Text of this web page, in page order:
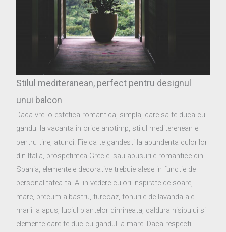
Stilul mediteranean, perfect pentru designul
unui balcon
Daca vrei o estetica romantica, simpla, care sa te duca cu
gandul la vacanta in orice anotimp, stilul mediterenean e
pentru tine, atunci! Fie ca te gandesti la abundenta culorilor
din Italia, prospetimea Greciei sau apusurile romantice din
Spania, elementele decorative trebuie alese in functie de
personalitatea ta. Ai in vedere culori inspirate de soare,
mare, precum albastru, turcoaz, tonurile de lavanda ale
marii la apus, luciul plantelor dimineata, caldura nisipului si
elemente care te duc cu gandul la mare. Daca respecti